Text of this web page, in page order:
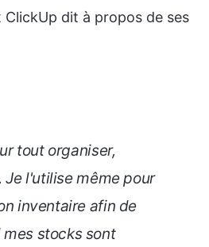
dit à propos de ses
tout organiser,
l'utilise même pour
inventaire afin de
stocks sont